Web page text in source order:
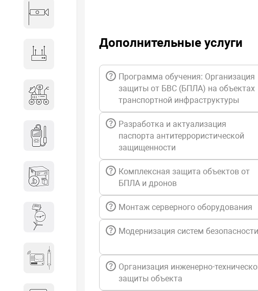
Антитеррористическое
Дозиметрическое
Атомно-эмиссионные
Весы и весовое оборудование
Гидроакустическое
оборудование
Дополнительные услуги
Программа обучения: Организация
защиты от БВС (БПЛА) на объектах
транспортной инфраструктуры
Разработка и актуализация
паспорта антитеррористической
защищенности
Комплексная защита объектов от
БПЛА и дронов
Монтаж серверного оборудования
Модернизация систем безопасности
Организация инженерно-
защиты объекта